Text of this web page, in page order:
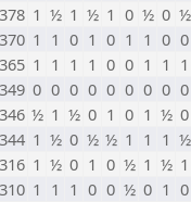
1 ½ 1 ½ 1 0 ½ 0 ½
1 1 0 1 0 1 1 0 0
1 1 1 1 0 0 1 1 1
0 0 0 0 0 0 0 0 0
½ 1 ½ 0 1 0 1 ½ 0
1 ½ 0 ½ ½ 1 1 1 ½
1 ½ 0 1 0 ½ 1 ½ 1
1 1 1 0 0 ½ 0 1 0